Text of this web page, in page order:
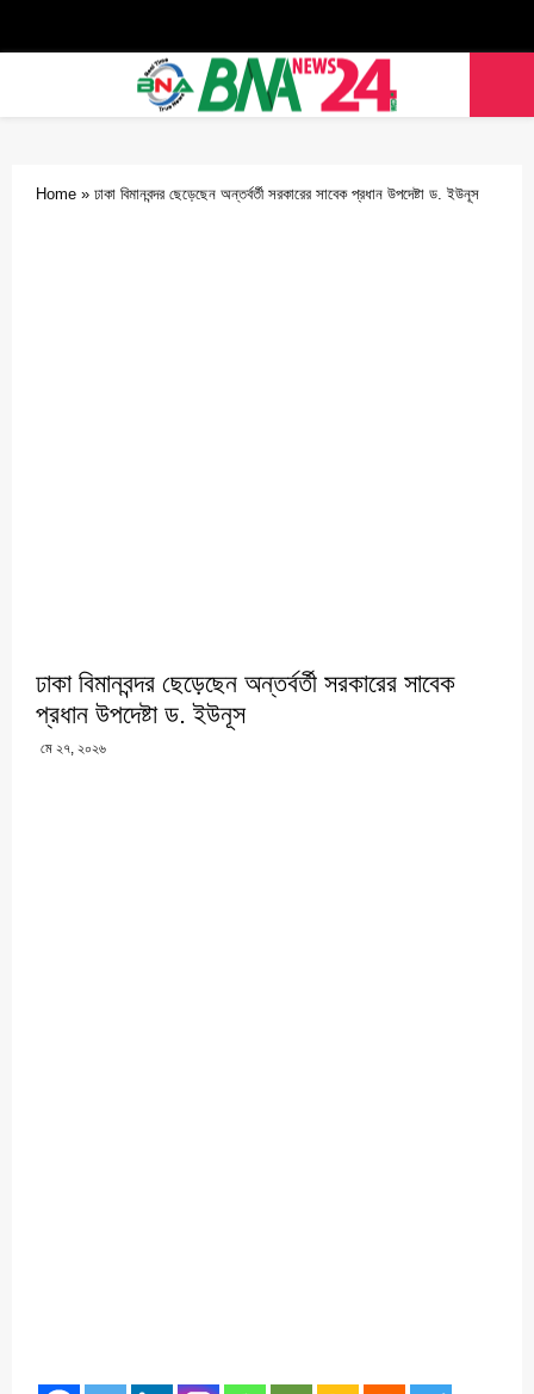
PRIMARY
MENU
Home » ‎ঢাকা বিমানবন্দর ছেড়েছেন অন্তর্বর্তী সরকারের সাবেক প্রধান উপদেষ্টা ড. ইউনূস
‎ঢাকা বিমানবন্দর ছেড়েছেন অন্তর্বর্তী সরকারের সাবেক
প্রধান উপদেষ্টা ড. ইউনূস
মে ২৭, ২০২৬